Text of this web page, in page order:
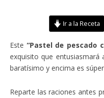
Ir a la Receta
Este “Pastel de pescado
exquisito que entusiasmará
baratísimo y encima es súper
Reparte las raciones antes